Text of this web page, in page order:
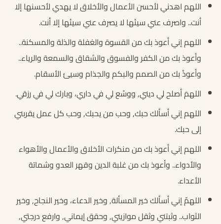
اللهم اهدني لأحسن الأعمال والأخلاق لا يهدي لأحسنها إلا
أنت.. واصرف عني سيئها لا يصرف عني سيئها إلا أنت.
اللهم إني أعوذ بك من القسوة والغفلة والذلة والمسكنة..
وأعوذ بك من الكفر والفسوق والشقاق والسمعة والرياء..
وأعوذُ بك من الصمم والبكم والجذام وسيئ الأسقام.
اللهمَ أصلح لي ديني, ووسّع لي في داري، وبارك لي في رزقي.
اللهم إني أسألك حبك, وحب من يحبك, وحب كل عمل يقربني
إلى حبك.
اللهم إني أعوذ بك من منكرات الأخلاق والأعمال والأهواء
والأدواء.. وأعوذ بك من غلبة الدين وقهر العدو وشماتة
الأعداء.
اللهمّ إني أسألك خير المسألة, وخير الدعاء، وخير النجاح, وخير
الثواب.. وثبتني وثقل موازيني, وحقق إيماني, وارفع درجتي,